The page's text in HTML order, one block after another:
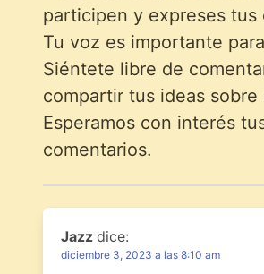
participen y expreses tus
Tu voz es importante
Siéntete libre de
compartir tus ideas sobre
Esperamos con interés
comentarios.
Jazz dice:
diciembre 3, 2023 a las 8:10 am